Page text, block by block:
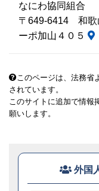
なにわ協同組合
〒649-6414 和歌
ーポ加山４０５
このページは、法務省
されています。
このサイトに追加で情報
願いします。
外国